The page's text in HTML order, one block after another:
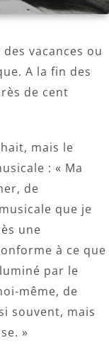
vacances ou
A la fin des
de cent
mais le
: « Ma
de
que je
une
à ce que
par le
même, de
souvent, mais
»